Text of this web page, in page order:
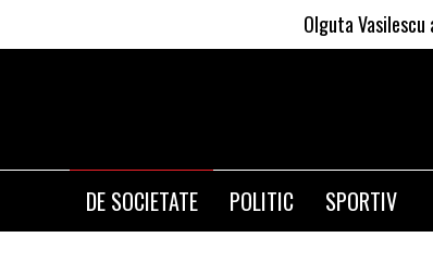
Olguta Vasilescu aplica
DE SOCIETATE POLITIC SPORTIV